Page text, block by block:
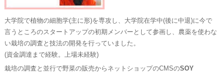
大学院で植物の細胞学(主に形)を専攻し、大学院在学中(後に中退)に今で
言うところのスタートアップの初期メンバーとして参画し、農薬を使わな
い栽培の調査と技法の開発を行っていました。
(資金調達まで経験。上場未経験)
栽培の調査と並行で野菜の販売からネットショップのCMSのSOY